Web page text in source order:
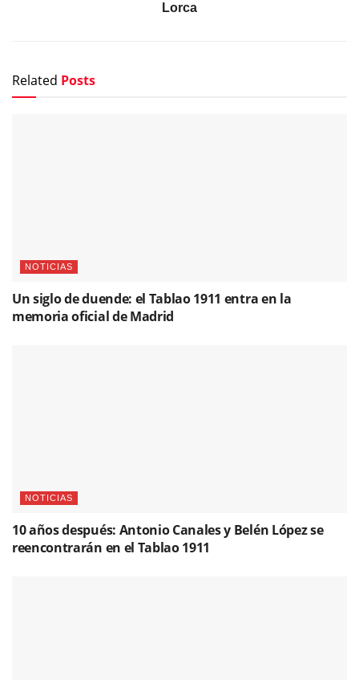
Lorca
Related Posts
NOTICIAS
Un siglo de duende: el Tablao 1911 entra en la
memoria oficial de Madrid
NOTICIAS
10 años después: Antonio Canales y Belén López se
reencontrarán en el Tablao 1911